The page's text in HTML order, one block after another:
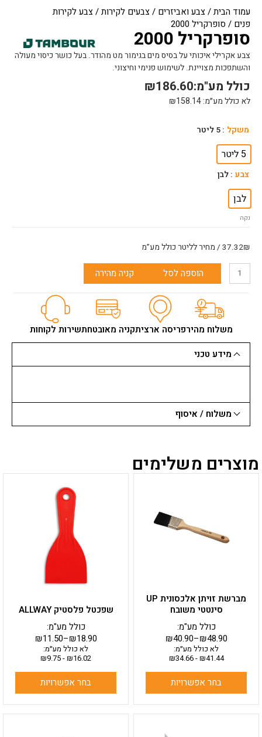
עמוד הבית/צבע ואביזרים /צבעים לקירות/צבע לקירות
פנים / סופרקריל 2000
סופרקריל 2000
צבע אקרילי איכותי על בסיס מים בגימור מט מהודר. בעל כושר כיסוי מעולה
והשתפכות מצויינת. לשימוש פנימי וחיצוני.
₪186.60כולל מע"מ:
לא כולל מע״מ: ₪158.14
משקל : 5 ליטר
5 ליטר
צבע : לבן
לבן
נקה
37.32₪ / מחיר לליטר כולל מע”מ
כמות
סופרקריל
2000
הוספה לסל קניה מהירה
משלוח מהירפריסה ארציתקניה מאובטחתשירות לקוחות
מידע טכני
משלוח / איסוף
מוצרים משלימים
מברשת זויתן אלכסונית UP
סינטטי משובח
₪40.90–₪48.90
כולל מע"מ:
לא כולל מע״מ:
₪41.44
-
₪34.66
בחר אפשרויות
מספר
סוגים.
המוצר
שפכטל פלסטיק ALLWAY
₪11.50–₪18.90
כולל מע"מ:
לא כולל מע״מ:
₪16.02
-
₪9.75
בחר אפשרויות
זה
יש
מספר
סוגים.
ניתן
לבחור
האפשרויות